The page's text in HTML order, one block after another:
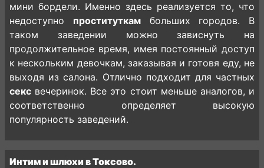
мини бордели. Именно здесь реализуется то, что
недоступно проституткамбольших городов. В
таком заведении можно зависнуть на
продолжительное время, имея постоянный доступ
к нескольким девочкам, заказывая и готовя еду, не
выходя из салона. Отлично подходит для частных
секс вечеринок. Все это стоит меньше аналогов, и
соответственно определяет высокую
популярность заведений.
Интим и шлюхи в Токсово.